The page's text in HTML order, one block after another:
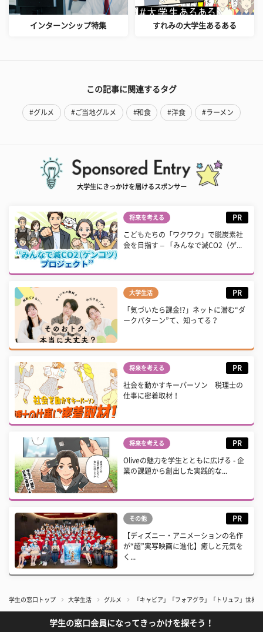
インターンシップ特集 すれみの大学生あるある
この記事に関連するタグ
#グルメ #ご当地グルメ #和食 #洋食 #ラーメン
大学生にきっかけを届けるスポンサー
将来を考える PR
こどもたちの「ワクワク」で脱炭素社
会を目指す – 「みんなで減CO2（ゲ...
大学生活 PR
「気づいたら課金!?」ネットに潜む“ダ
ークパターン”て、知ってる？
将来を考える PR
社会を動かすキーパーソン 税理士の
仕事に密着取材！
将来を考える PR
Oliveの魅力を学生とともに広げる - 企
業の課題から創出した実践的な...
その他 PR
【ディズニー・アニメーションの名作
が“超”実写映画に進化】癒しと元気を
く...
学生の窓口トップ 大学生活 グルメ 「キャビア」「フォアグラ」「トリュフ」世界
学生の窓口会員になってきっかけを探そう！